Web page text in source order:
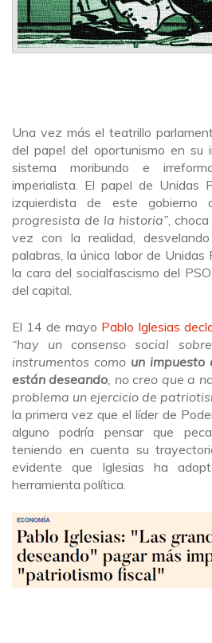
Una vez más el teatrillo
del papel del oportunismo en su
sistema moribundo e
imperialista. El papel de Unidas
izquierdista de este gobierno
progresista de la historia”,
vez con la realidad,
palabras, la única labor de
la cara del socialfascismo del
del capital.
El 14 de mayo Pablo Iglesias
“hay un consenso social
instrumentos como un impuesto
están deseando, no creo que a
problema un ejercicio de
la primera vez que el líder de
alguno podría pensar que
teniendo en cuenta su
evidente que Iglesias ha
herramienta política.